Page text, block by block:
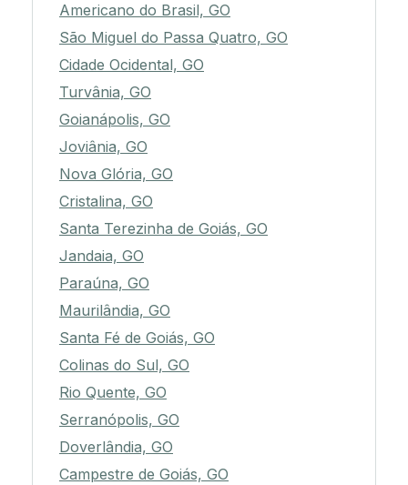
Americano do Brasil, GO
São Miguel do Passa Quatro, GO
Cidade Ocidental, GO
Turvânia, GO
Goianápolis, GO
Joviânia, GO
Nova Glória, GO
Cristalina, GO
Santa Terezinha de Goiás, GO
Jandaia, GO
Paraúna, GO
Maurilândia, GO
Santa Fé de Goiás, GO
Colinas do Sul, GO
Rio Quente, GO
Serranópolis, GO
Doverlândia, GO
Campestre de Goiás, GO